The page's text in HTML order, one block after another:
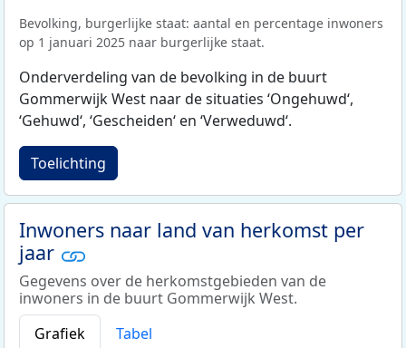
Bevolking, burgerlijke staat: aantal en percentage inwoners
op 1 januari 2025 naar burgerlijke staat.
Onderverdeling van de bevolking in de buurt
Gommerwijk West naar de situaties ‘Ongehuwd‘,
‘Gehuwd‘, ‘Gescheiden‘ en ‘Verweduwd‘.
Toelichting
Inwoners naar land van herkomst per
jaar
Gegevens over de herkomstgebieden van de
inwoners in de buurt Gommerwijk West.
Grafiek
Tabel